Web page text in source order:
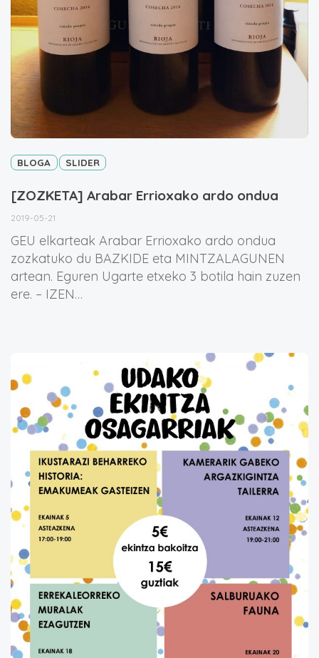
BLOGA SLIDER
[ZOZKETA] Arabar Errioxako ardo ondua
2019-05-21
GEU elkarteak Arabar Errioxako ardo ondua
zozkatuko du BAZKIDE eta MINTZALAGUNEN
artean. Eguren Ugarte etxeko 3 botila hain zuzen
ere. – IZEN…